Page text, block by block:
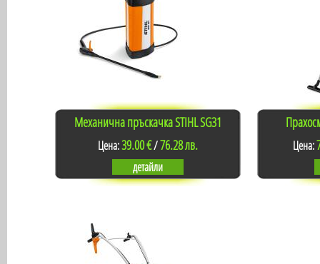
Механична пръскачка STIHL SG31
Цена:39.00 €/76.28 лв.
детайли
Цена: